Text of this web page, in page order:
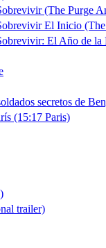
(The Purge
El Inicio
El Año de
secretos de
(15:17 Paris)
trailer)